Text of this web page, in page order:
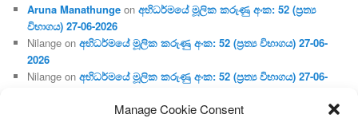
Manage Cookie Consent
Aruna Manathunge onඅභිධර්මයේ මූලික කරුණු අංක: 52 (ප්‍ර‍ත්‍ය
විභාගය) 27-06-2026
Nilange onඅභිධර්මයේ මූලික කරුණු අංක: 52 (ප්‍ර‍ත්‍ය විභාගය) 27-06-
2026
Nilange onඅභිධර්මයේ මූලික කරුණු අංක: 52 (ප්‍ර‍ත්‍ය විභාගය) 27-06-
Aruna Manathungeonඅභිධර්මයේ මූලික කරුණු අංක: 46 (හෘදය,